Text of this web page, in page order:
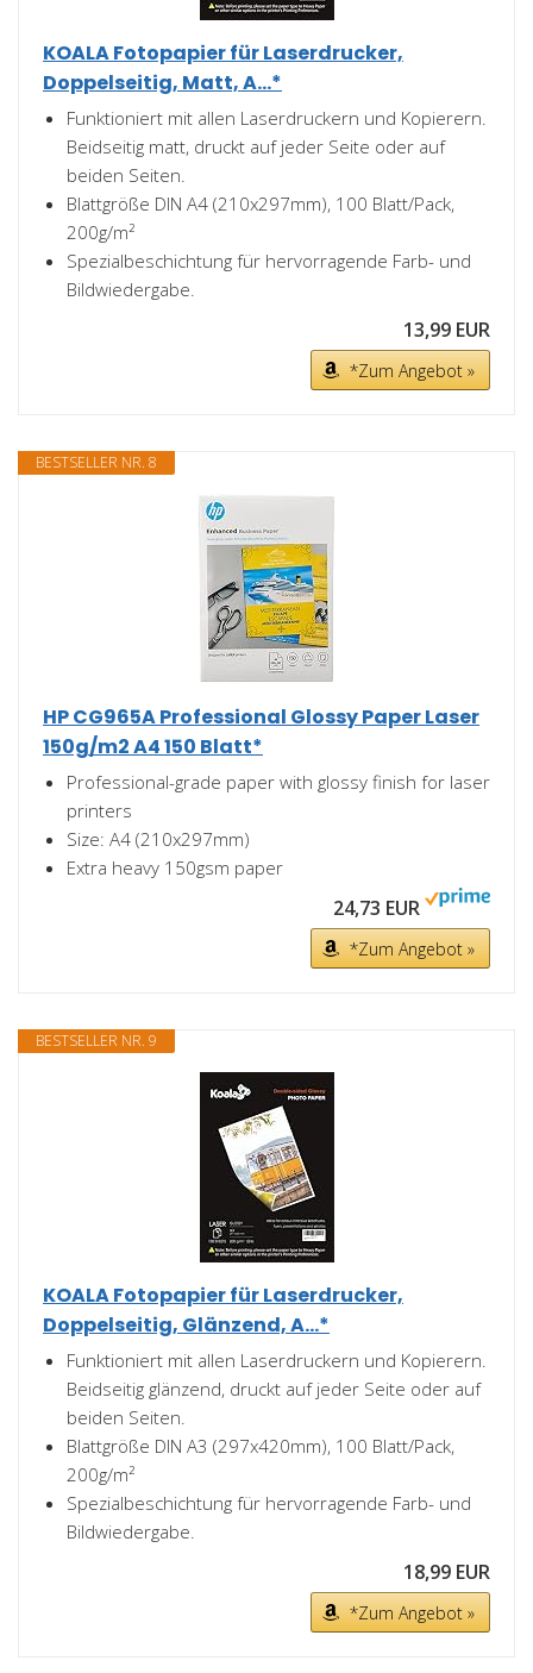
KOALA Fotopapier für Laserdrucker,
Doppelseitig, Matt, A...*
Funktioniert mit allen Laserdruckern und Kopierern.
Beidseitig matt, druckt auf jeder Seite oder auf
beiden Seiten.
Blattgröße DIN A4 (210x297mm), 100 Blatt/Pack,
200g/m²
Spezialbeschichtung für hervorragende Farb- und
Bildwiedergabe.
13,99 EUR
*Zum Angebot »
BESTSELLER NR. 8
HP CG965A Professional Glossy Paper Laser
150g/m2 A4 150 Blatt*
Professional-grade paper with glossy finish for laser
printers
Size: A4 (210x297mm)
Extra heavy 150gsm paper
24,73 EUR
*Zum Angebot »
BESTSELLER NR. 9
KOALA Fotopapier für Laserdrucker,
Doppelseitig, Glänzend, A...*
Funktioniert mit allen Laserdruckern und Kopierern.
Beidseitig glänzend, druckt auf jeder Seite oder auf
beiden Seiten.
Blattgröße DIN A3 (297x420mm), 100 Blatt/Pack,
200g/m²
Spezialbeschichtung für hervorragende Farb- und
Bildwiedergabe.
18,99 EUR
*Zum Angebot »